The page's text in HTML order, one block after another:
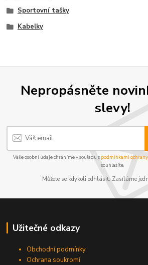
Sportovní tašky
Kabelky
Nepropásněte
slevy!
Vaše osobní údaje chráníme v souladu s podmínkami
souhlasíte.
Můžete se kdykoli odhlásit. Zasíláme
Užitečné odkazy
Obchodní podmínky
Ochrana soukromí